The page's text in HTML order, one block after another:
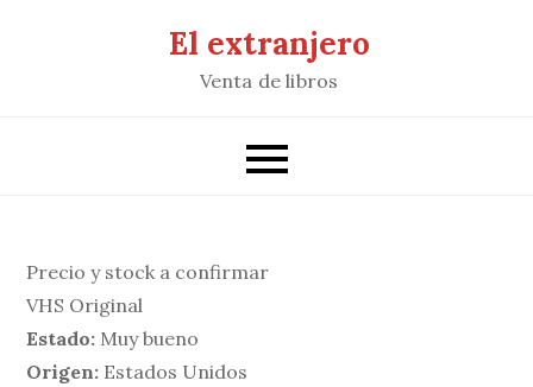
El extranjero
Venta de libros
Precio y stock a confirmar
VHS Original
Estado: Muy bueno
Origen: Estados Unidos